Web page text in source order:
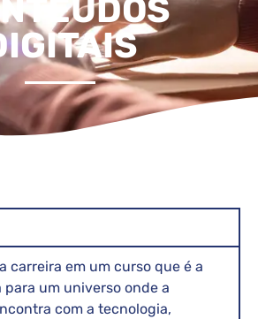
carreira em um curso que é a
um universo onde a
com a tecnologia,